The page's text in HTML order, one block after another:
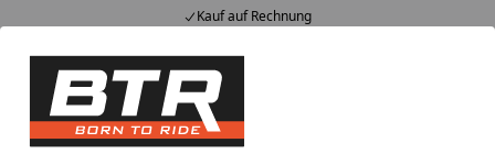
Kauf auf Rechnung
Alle Produkte
Mein Konto
Suchen